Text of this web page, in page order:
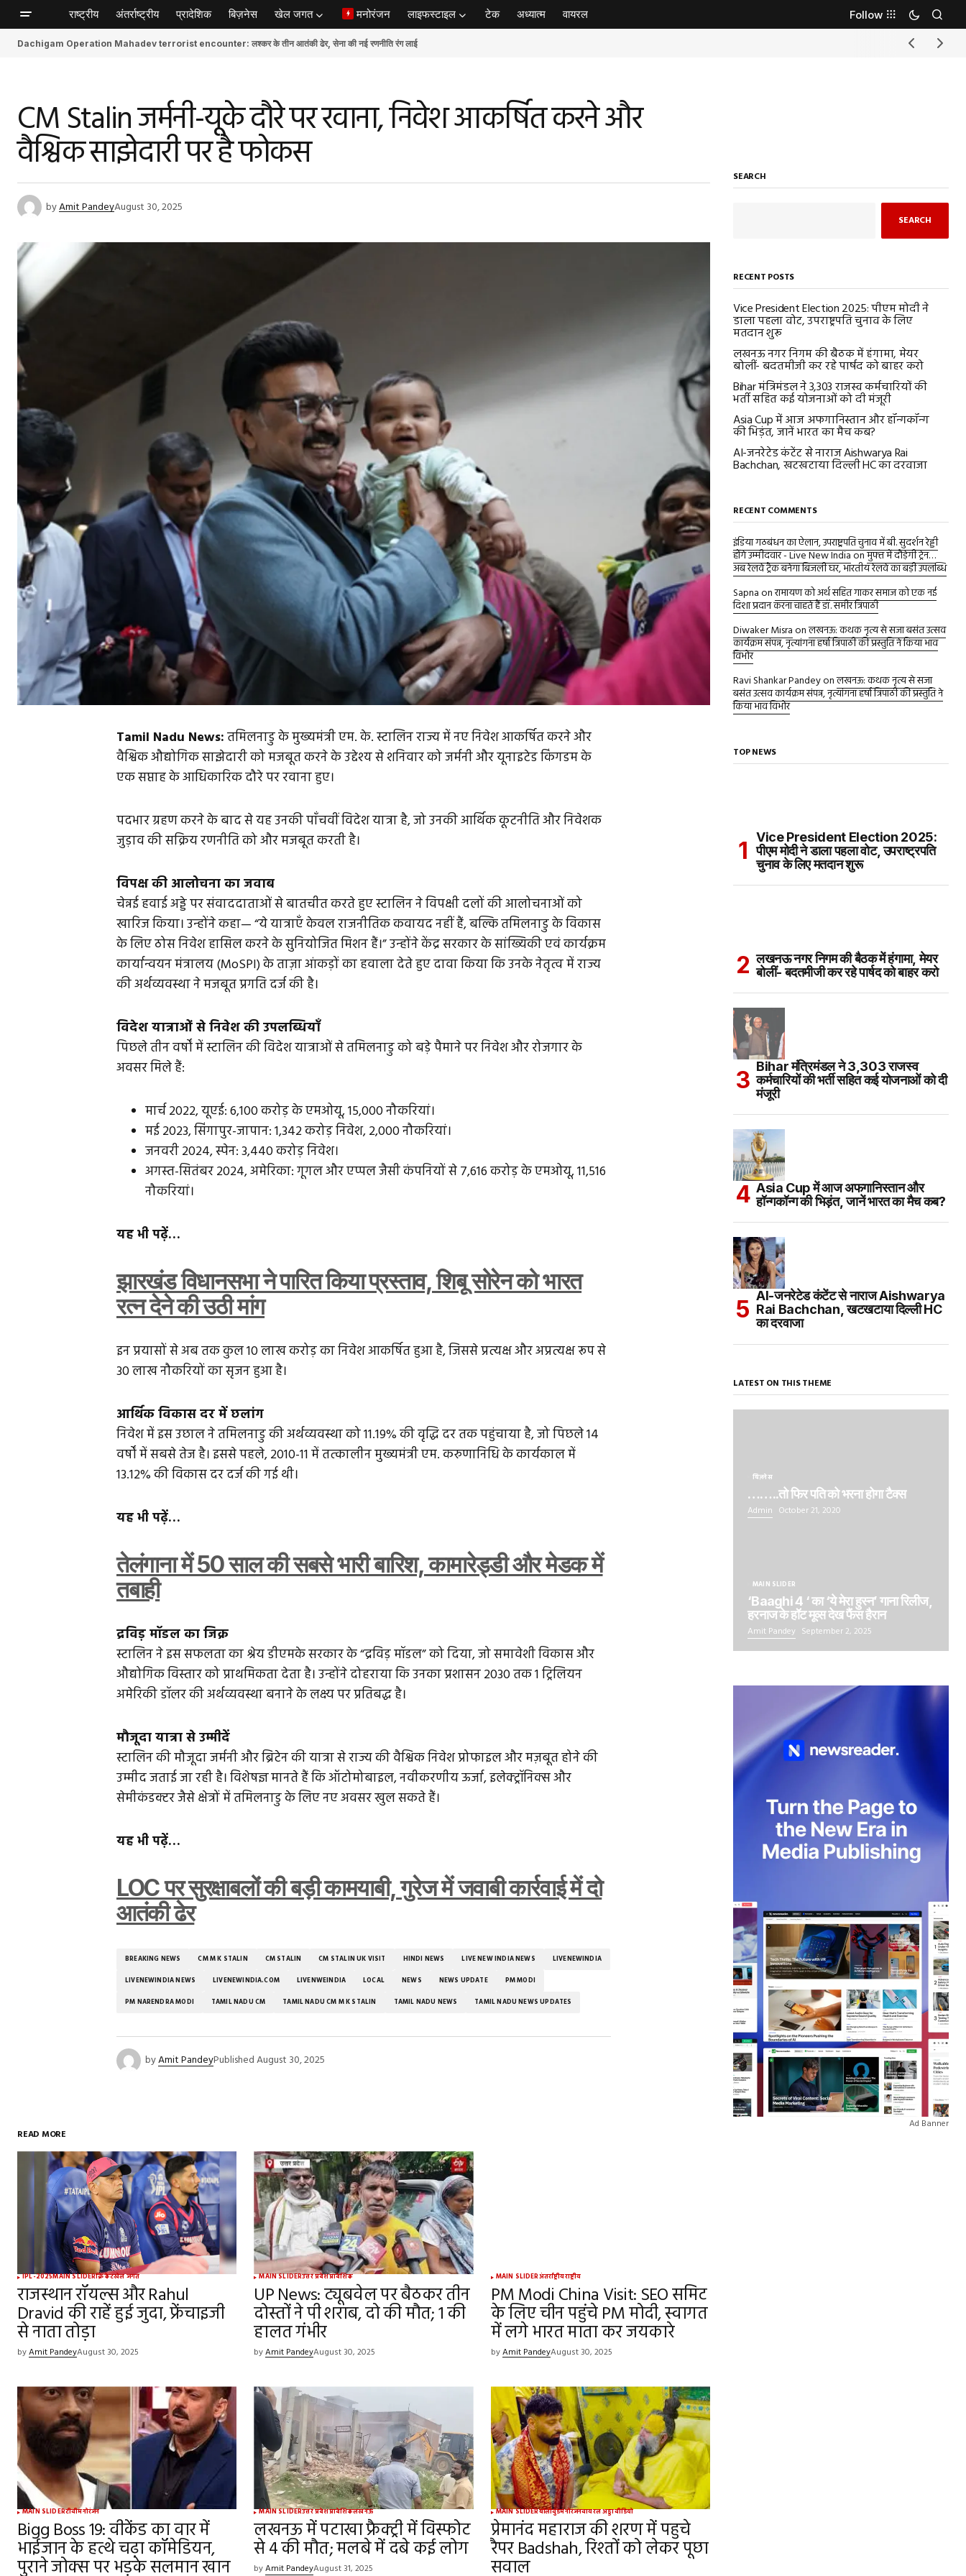
राष्ट्रीय अंतर्राष्ट्रीय प्रादेशिक बिज़नेस खेल जगत मनोरंजन लाइफस्टाइल टेक अध्यात्म वायरल Follow
Dachigam Operation Mahadev terrorist encounter: लश्कर के तीन आतंकी ढेर, सेना की नई रणनीति रंग लाई
CM Stalin जर्मनी-यूके दौरे पर रवाना, निवेश आकर्षित करने और
वैश्विक साझेदारी पर है फोकस
byAmit PandeyAugust 30, 2025
Tamil Nadu News:तमिलनाडु के मुख्यमंत्री एम. के. स्टालिन राज्य में नए निवेश आकर्षित करने और
वैश्विक औद्योगिक साझेदारी को मजबूत करने के उद्देश्य से शनिवार को जर्मनी और यूनाइटेड किंगडम के
एक सप्ताह के आधिकारिक दौरे पर रवाना हुए।
पदभार ग्रहण करने के बाद से यह उनकी पाँचवीं विदेश यात्रा है, जो उनकी आर्थिक कूटनीति और निवेशक
जुड़ाव की सक्रिय रणनीति को और मजबूत करती है।
विपक्ष की आलोचना का जवाब
चेन्नई हवाई अड्डे पर संवाददाताओं से बातचीत करते हुए स्टालिन ने विपक्षी दलों की आलोचनाओं को
खारिज किया। उन्होंने कहा— “ये यात्राएँ केवल राजनीतिक कवायद नहीं हैं, बल्कि तमिलनाडु के विकास
के लिए ठोस निवेश हासिल करने के सुनियोजित मिशन हैं।” उन्होंने केंद्र सरकार के सांख्यिकी एवं कार्यक्रम
कार्यान्वयन मंत्रालय (MoSPI) के ताज़ा आंकड़ों का हवाला देते हुए दावा किया कि उनके नेतृत्व में राज्य
की अर्थव्यवस्था ने मजबूत प्रगति दर्ज की है।
विदेश यात्राओं से निवेश की उपलब्धियाँ
पिछले तीन वर्षों में स्टालिन की विदेश यात्राओं से तमिलनाडु को बड़े पैमाने पर निवेश और रोजगार के
अवसर मिले हैं:
मार्च 2022, यूएई: ₹6,100 करोड़ के एमओयू, 15,000 नौकरियां।
मई 2023, सिंगापुर-जापान: ₹1,342 करोड़ निवेश, 2,000 नौकरियां।
जनवरी 2024, स्पेन: ₹3,440 करोड़ निवेश।
अगस्त-सितंबर 2024, अमेरिका: गूगल और एप्पल जैसी कंपनियों से ₹7,616 करोड़ के एमओयू, 11,516
नौकरियां।
यह भी पढ़ें…
झारखंड विधानसभा ने पारित किया प्रस्ताव, शिबू सोरेन को भारत
रत्न देने की उठी मांग
इन प्रयासों से अब तक कुल ₹10 लाख करोड़ का निवेश आकर्षित हुआ है, जिससे प्रत्यक्ष और अप्रत्यक्ष रूप से
30 लाख नौकरियों का सृजन हुआ है।
आर्थिक विकास दर में छलांग
निवेश में इस उछाल ने तमिलनाडु की अर्थव्यवस्था को 11.19% की वृद्धि दर तक पहुंचाया है, जो पिछले 14
वर्षों में सबसे तेज है। इससे पहले, 2010-11 में तत्कालीन मुख्यमंत्री एम. करुणानिधि के कार्यकाल में
13.12% की विकास दर दर्ज की गई थी।
यह भी पढ़ें…
तेलंगाना में 50 साल की सबसे भारी बारिश, कामारेड्डी और मेडक में
तबाही
द्रविड़ मॉडल का जिक्र
स्टालिन ने इस सफलता का श्रेय डीएमके सरकार के “द्रविड़ मॉडल” को दिया, जो समावेशी विकास और
औद्योगिक विस्तार को प्राथमिकता देता है। उन्होंने दोहराया कि उनका प्रशासन 2030 तक 1 ट्रिलियन
अमेरिकी डॉलर की अर्थव्यवस्था बनाने के लक्ष्य पर प्रतिबद्ध है।
मौजूदा यात्रा से उम्मीदें
स्टालिन की मौजूदा जर्मनी और ब्रिटेन की यात्रा से राज्य की वैश्विक निवेश प्रोफाइल और मज़बूत होने की
उम्मीद जताई जा रही है। विशेषज्ञ मानते हैं कि ऑटोमोबाइल, नवीकरणीय ऊर्जा, इलेक्ट्रॉनिक्स और
सेमीकंडक्टर जैसे क्षेत्रों में तमिलनाडु के लिए नए अवसर खुल सकते हैं।
यह भी पढ़ें…
LOC पर सुरक्षाबलों की बड़ी कामयाबी, गुरेज में जवाबी कार्रवाई में दो
आतंकी ढेर
BREAKING NEWS CM M K STALIN CM STALIN CM STALIN UK VISIT HINDI NEWS LIVE NEW INDIA NEWS LIVENEWINDIA
LIVENEWINDIA NEWS LIVENEWINDIA.COM LIVENWEINDIA LOCAL NEWS NEWS UPDATE PM MODI
PM NARENDRA MODI TAMIL NADU CM TAMIL NADU CM M K STALIN TAMIL NADU NEWS TAMIL NADU NEWS UPDATES
byAmit PandeyPublishedAugust 30, 2025
READ MORE
IPL-2025MAIN SLIDERक्रिकेटखेल जगत
राजस्थान रॉयल्स और Rahul
Dravid की राहें हुई जुदा, फ्रेंचाइजी
से नाता तोड़ा
byAmit PandeyAugust 30, 2025
MAIN SLIDERउत्तर प्रदेशप्रादेशिक
UP News: ट्यूबवेल पर बैठकर तीन
दोस्तों ने पी शराब, दो की मौत; 1 की
हालत गंभीर
byAmit PandeyAugust 30, 2025
MAIN SLIDERअंतर्राष्ट्रीयराष्ट्रीय
PM Modi China Visit: SEO समिट
के लिए चीन पहुंचे PM मोदी, स्वागत
में लगे भारत माता कर जयकारे
byAmit PandeyAugust 30, 2025
MAIN SLIDERटीवीमनोरंजन
Bigg Boss 19: वीकेंड का वार में
भाईजान के हत्थे चढ़ा कॉमेडियन,
पुराने जोक्स पर भड़के सलमान खान
MAIN SLIDERउत्तर प्रदेशप्रादेशिकलखनऊ
लखनऊ में पटाखा फ्रैक्ट्री में विस्फोट
से 4 की मौत; मलबे में दबे कई लोग
byAmit PandeyAugust 31, 2025
MAIN SLIDERबॉलीवुडमनोरंजनवायरल अड्डावीडियो
प्रेमानंद महाराज की शरण में पहुचे
रैपर Badshah, रिश्तों को लेकर पूछा
सवाल
SEARCH
SEARCH
RECENT POSTS
Vice President Election 2025: पीएम मोदी ने
डाला पहला वोट, उपराष्ट्रपति चुनाव के लिए
मतदान शुरू
लखनऊ नगर निगम की बैठक में हंगामा, मेयर
बोलीं- बदतमीजी कर रहे पार्षद को बाहर करो
Bihar मंत्रिमंडल ने 3,303 राजस्व कर्मचारियों की
भर्ती सहित कई योजनाओं को दी मंजूरी
Asia Cup में आज अफगानिस्तान और हॉन्गकॉन्ग
की भिड़ंत, जानें भारत का मैच कब?
AI-जनरेटेड कंटेंट से नाराज Aishwarya Rai
Bachchan, खटखटाया दिल्ली HC का दरवाजा
RECENT COMMENTS
इंडिया गठबंधन का ऐलान, उपराष्ट्रपति चुनाव में बी. सुदर्शन रेड्डी
होंगे उम्मीदवार - Live New Indiaonमुफ्त में दौड़ेगी ट्रेन…
अब रेलवे ट्रैक बनेगा बिजली घर, भारतीय रेलवे का बड़ी उपलब्धि
Sapnaonरामायण को अर्थ सहित गाकर समाज को एक नई
दिशा प्रदान करना चाहते हैं डॉ. समीर त्रिपाठी
Diwaker Misraonलखनऊ: कथक नृत्य से सजा बसंत उत्सव
कार्यक्रम संपन्न, नृत्यांगना हर्षा त्रिपाठी की प्रस्तुति ने किया भाव
विभोर
Ravi Shankar Pandeyonलखनऊ: कथक नृत्य से सजा
बसंत उत्सव कार्यक्रम संपन्न, नृत्यांगना हर्षा त्रिपाठी की प्रस्तुति ने
किया भाव विभोर
TOP NEWS
Vice President Election 2025:
पीएम मोदी ने डाला पहला वोट, उपराष्ट्रपति
चुनाव के लिए मतदान शुरू
लखनऊ नगर निगम की बैठक में हंगामा, मेयर
बोलीं- बदतमीजी कर रहे पार्षद को बाहर करो
Bihar मंत्रिमंडल ने 3,303 राजस्व
कर्मचारियों की भर्ती सहित कई योजनाओं को दी
मंजूरी
Asia Cup में आज अफगानिस्तान और
हॉन्गकॉन्ग की भिड़ंत, जानें भारत का मैच कब?
AI-जनरेटेड कंटेंट से नाराज Aishwarya
Rai Bachchan, खटखटाया दिल्ली HC
का दरवाजा
LATEST ON THIS THEME
बिज़नेस
……..तो फिर पति को भरना होगा टैक्स
Admin October 21, 2020
MAIN SLIDER
‘Baaghi 4 ‘ का ‘ये मेरा हुस्न’ गाना रिलीज,
हरनाज के हॉट मूव्स देख फैंस हैरान
Amit Pandey September 2, 2025
Ad Banner